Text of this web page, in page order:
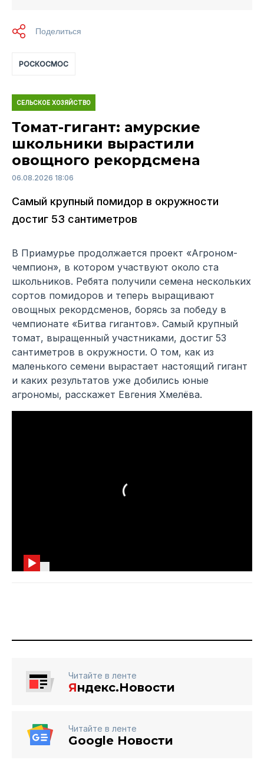
РОСКОСМОС
СЕЛЬСКОЕ ХОЗЯЙСТВО
Томат-гигант: амурские
школьники вырастили
овощного рекордсмена
06.08.2026 18:06
Самый крупный помидор в окружности
достиг 53 сантиметров
В Приамурье продолжается проект «Агроном-
чемпион», в котором участвуют около ста
школьников. Ребята получили семена нескольких
сортов помидоров и теперь выращивают
овощных рекордсменов, борясь за победу в
чемпионате «Битва гигантов». Самый крупный
томат, выращенный участниками, достиг 53
сантиметров в окружности. О том, как из
маленького семени вырастает настоящий гигант
и каких результатов уже добились юные
агрономы, расскажет Евгения Хмелёва.
Читайте в ленте
Яндекс.Новости
Читайте в ленте
Google Новости